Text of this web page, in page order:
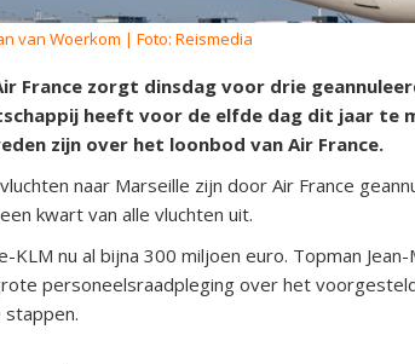
van Woerkom | Foto: Reismedia
France zorgt dinsdag voor drie
heeft voor de elfde dag dit jaar te
zijn over het loonbod van Air France.
naar Marseille zijn door Air France
kwart van alle vluchten uit.
nu al bijna 300 miljoen euro. Topman Jean-
personeelsraadpleging over het